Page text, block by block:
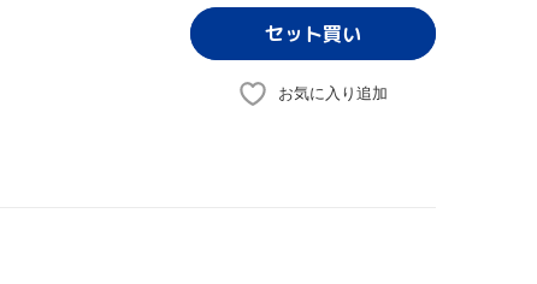
お気に入り追加